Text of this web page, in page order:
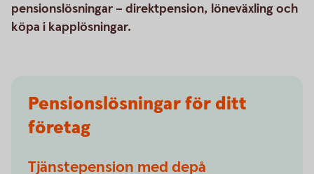
pensionslösningar – direktpension, löneväxling och
köpa i kapplösningar.
Pensionslösningar för ditt
företag
Tjänstepension med depå